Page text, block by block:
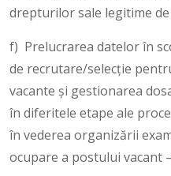
drepturilor sale legitime
f) Prelucrarea datelor în
de recrutare/selecție
vacante și gestionarea
în diferitele etape ale
în vederea organizării
ocupare a postului vacant